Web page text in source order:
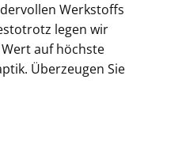
Werkstoffs
legen wir
auf höchste
Überzeugen Sie